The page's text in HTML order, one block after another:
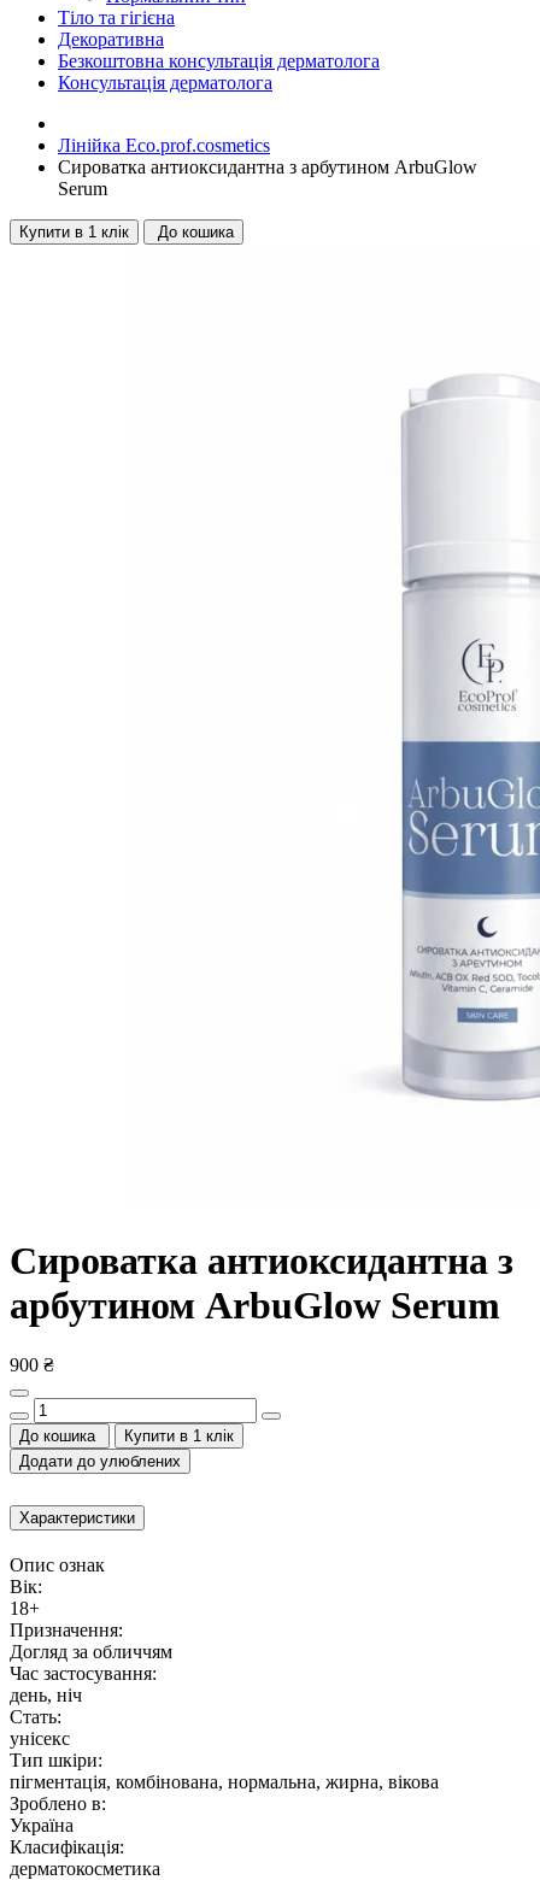
Тіло та гігієна
Декоративна
Безкоштовна консультація дерматолога
Консультація дерматолога
Лінійка Eco.prof.cosmetics
Сироватка антиоксидантна з арбутином ArbuGlow
Serum
Купити в 1 клік До кошика
Сироватка антиоксидантна з
арбутином ArbuGlow Serum
900 ₴
До кошика
Купити в 1 клік
Додати до улюблених
Характеристики
Опис ознак
Вік:
18+
Призначення:
Догляд за обличчям
Час застосування:
день, ніч
Стать:
унісекс
Тип шкіри:
пігментація, комбінована, нормальна, жирна, вікова
Зроблено в:
Україна
Класифікація:
дерматокосметика